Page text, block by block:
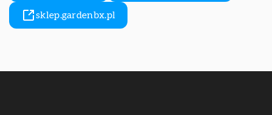
sklep.gardenbx.pl